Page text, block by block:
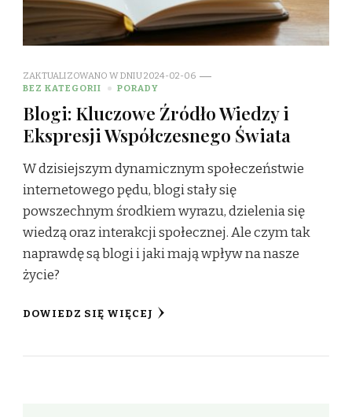
ZAKTUALIZOWANO W DNIU2024-02-06
BEZ KATEGORII
PORADY
Blogi: Kluczowe Źródło Wiedzy i
Ekspresji Współczesnego Świata
W dzisiejszym dynamicznym społeczeństwie
internetowego pędu, blogi stały się
powszechnym środkiem wyrazu, dzielenia się
wiedzą oraz interakcji społecznej. Ale czym tak
naprawdę są blogi i jaki mają wpływ na nasze
życie?
DOWIEDZ SIĘ WIĘCEJ